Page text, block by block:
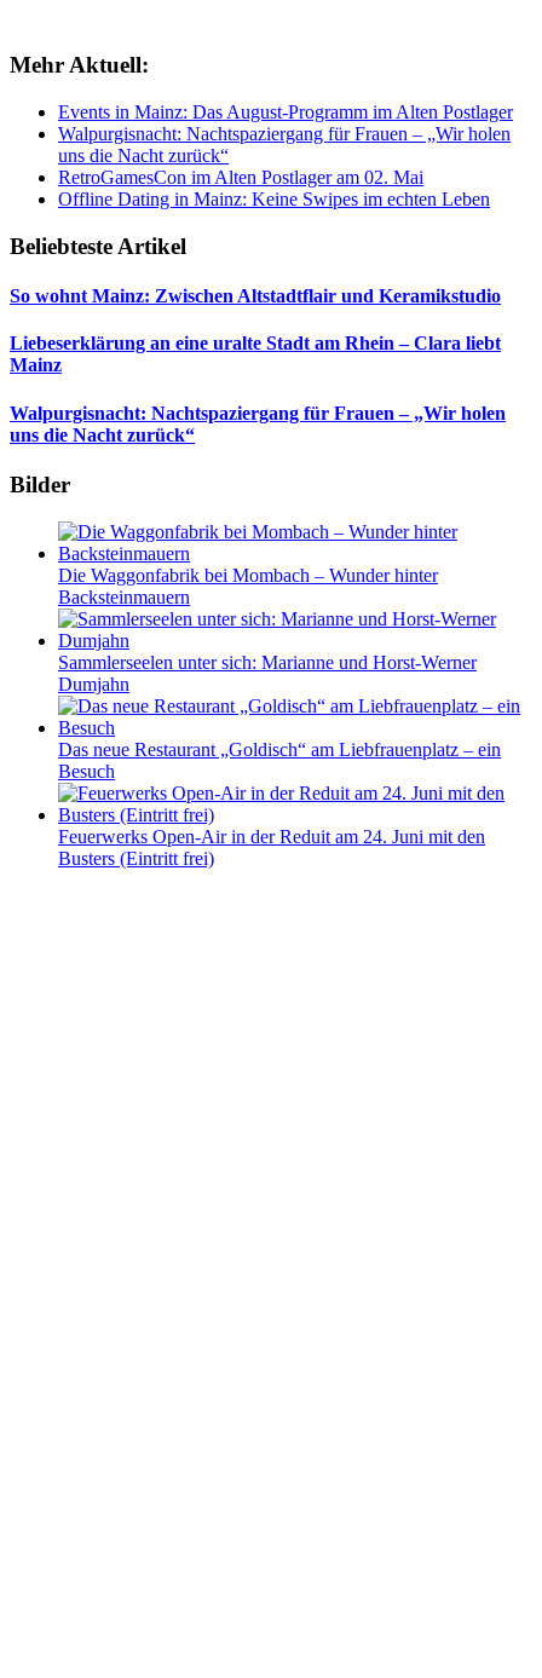
Mehr Aktuell:
Events in Mainz: Das August-Programm im Alten Postlager
Walpurgisnacht: Nachtspaziergang für Frauen – „Wir holen
uns die Nacht zurück“
RetroGamesCon im Alten Postlager am 02. Mai
Offline Dating in Mainz: Keine Swipes im echten Leben
Beliebteste Artikel
So wohnt Mainz: Zwischen Altstadtflair und Keramikstudio
Liebeserklärung an eine uralte Stadt am Rhein – Clara liebt
Mainz
Walpurgisnacht: Nachtspaziergang für Frauen – „Wir holen
uns die Nacht zurück“
Bilder
Die Waggonfabrik bei Mombach – Wunder hinter
Backsteinmauern
Sammlerseelen unter sich: Marianne und Horst-Werner
Dumjahn
Das neue Restaurant „Goldisch“ am Liebfrauenplatz – ein
Besuch
Feuerwerks Open-Air in der Reduit am 24. Juni mit den
Busters (Eintritt frei)